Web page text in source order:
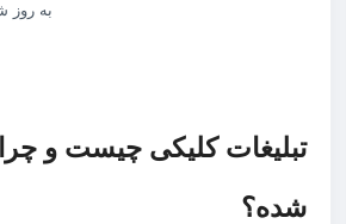
به روز شده
تبلیغات کلیکی چیست و
شده؟